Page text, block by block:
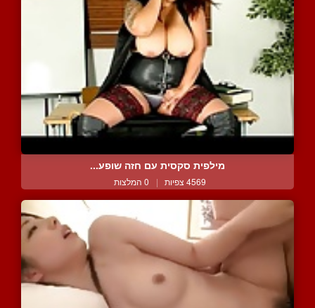
מילפית סקסית עם חזה שופע...
4569 צפיות | 0 המלצות